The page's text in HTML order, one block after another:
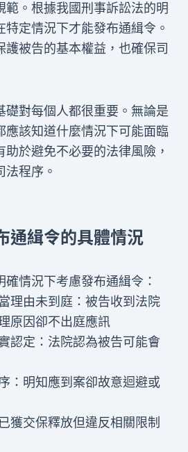
範。根據我國刑事訴訟法的明
定情況下才能發布通緝令。
護被告的基本權益，也確保司
礎對每個人都很重要。無論是
應該知道什麼情況下可能面臨
於避免不必要的法律風險，
程序。
通緝令的具體情況
情況下考慮發布通緝令：
理由未到庭：被告收到法院
原因卻不出庭應訊
認定：法院認為被告可能會
：明知應到案卻故意迴避或
獲交保釋放但違反相關限制